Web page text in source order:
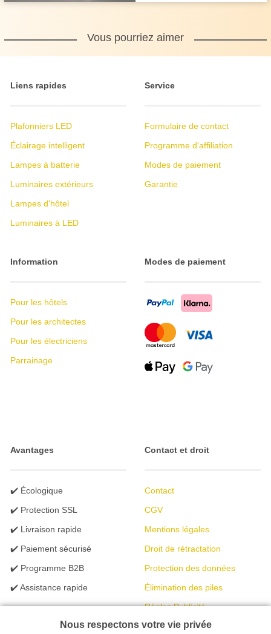
Vous pourriez aimer
Liens rapides
Plafonniers LED
Éclairage intelligent
Lampes à batterie
Luminaires extérieurs
Lampes d'hôtel
Luminaires à LED
Service
Formulaire de contact
Programme d'affiliation
Modes de paiement
Garantie
Information
Pour les hôtels
Pour les architectes
Pour les électriciens
Parrainage
Modes de paiement
Avantages
✔️ Écologique
✔️ Protection SSL
✔️ Livraison rapide
✔️ Paiement sécurisé
✔️ Programme B2B
✔️ Assistance rapide
Contact et droit
Contact
CGV
Mentions légales
Droit de rétractation
Protection des données
Élimination des piles
Règles Publicité
Nous respectons votre vie privée